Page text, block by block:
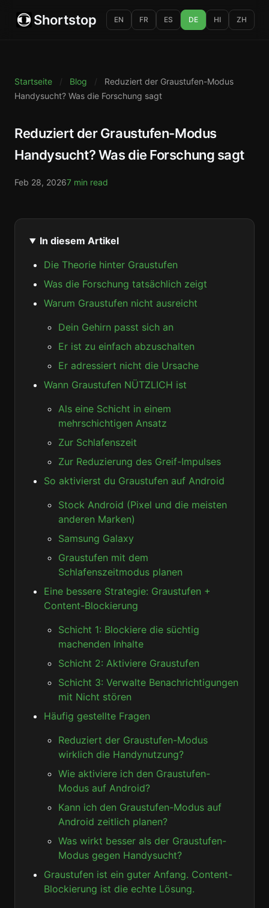
Shortstop EN FR ES DE HI ZH
Startseite / Blog /
Reduziert der Graustufen-Modus
Handysucht? Was die Forschung sagt
Reduziert der Graustufen-Modus
Handysucht? Was die Forschung sagt
Feb 28, 20267 min read
In diesem Artikel
Die Theorie hinter Graustufen
Was die Forschung tatsächlich zeigt
Warum Graustufen nicht ausreicht
Dein Gehirn passt sich an
Er ist zu einfach abzuschalten
Er adressiert nicht die Ursache
Wann Graustufen NÜTZLICH ist
Als eine Schicht in einem
mehrschichtigen Ansatz
Zur Schlafenszeit
Zur Reduzierung des Greif-Impulses
So aktivierst du Graustufen auf Android
Stock Android (Pixel und die meisten
anderen Marken)
Samsung Galaxy
Graustufen mit dem
Schlafenszeitmodus planen
Eine bessere Strategie: Graustufen +
Content-Blockierung
Schicht 1: Blockiere die süchtig
machenden Inhalte
Schicht 2: Aktiviere Graustufen
Schicht 3: Verwalte Benachrichtigungen
mit Nicht stören
Häufig gestellte Fragen
Reduziert der Graustufen-Modus
wirklich die Handynutzung?
Wie aktiviere ich den Graustufen-
Modus auf Android?
Kann ich den Graustufen-Modus auf
Android zeitlich planen?
Was wirkt besser als der Graustufen-
Modus gegen Handysucht?
Graustufen ist ein guter Anfang. Content-
Blockierung ist die echte Lösung.